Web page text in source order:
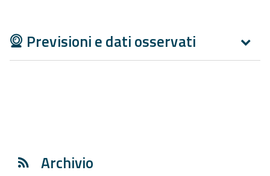
Previsioni e dati osservati
Archivio